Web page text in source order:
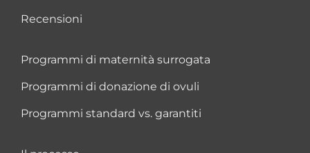
Recensioni
Programmi di maternità surrogata
Programmi di donazione di ovuli
Programmi standard vs. garantiti